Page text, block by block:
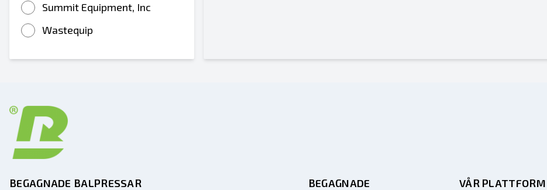
Summit Equipment, Inc
Wastequip
BEGAGNADE BALPRESSAR
BEGAGNADE
VÅR PLATTFORM